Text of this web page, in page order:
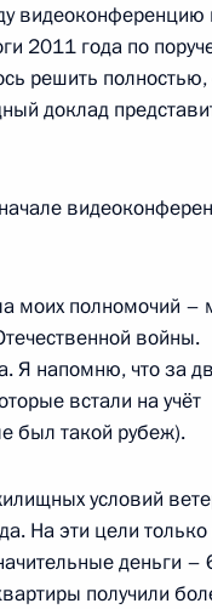
области
видеоконференцию
2011 года по
решить полностью,
доклад
моих полномочий –
войны.
Я напомню, что за
встали на учёт
был такой рубеж).
условий
На эти цели
деньги –
получили